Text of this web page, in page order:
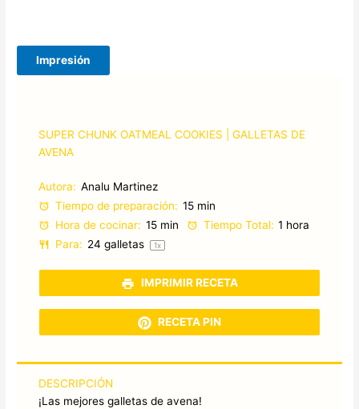
Impresión
SUPER CHUNK OATMEAL COOKIES | GALLETAS DE
AVENA
Autora: Analu Martinez
Tiempo de preparación: 15 min
Hora de cocinar: 15 min Tiempo Total: 1 hora
Para: 24 galletas 1x
IMPRIMIR RECETA
RECETA PIN
DESCRIPCIÓN
¡Las mejores galletas de avena!